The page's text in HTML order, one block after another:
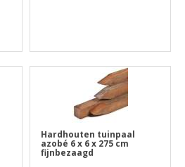
Hardhouten tuinpaal
azobé 6 x 6 x 275 cm
fijnbezaagd